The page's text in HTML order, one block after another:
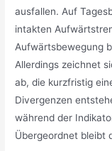
ausfallen. Auf
intakten
Aufwärtsbewegung
Allerdings zeichnet
ab, die kurzfristig
Divergenzen
während der
Übergeordnet bleibt